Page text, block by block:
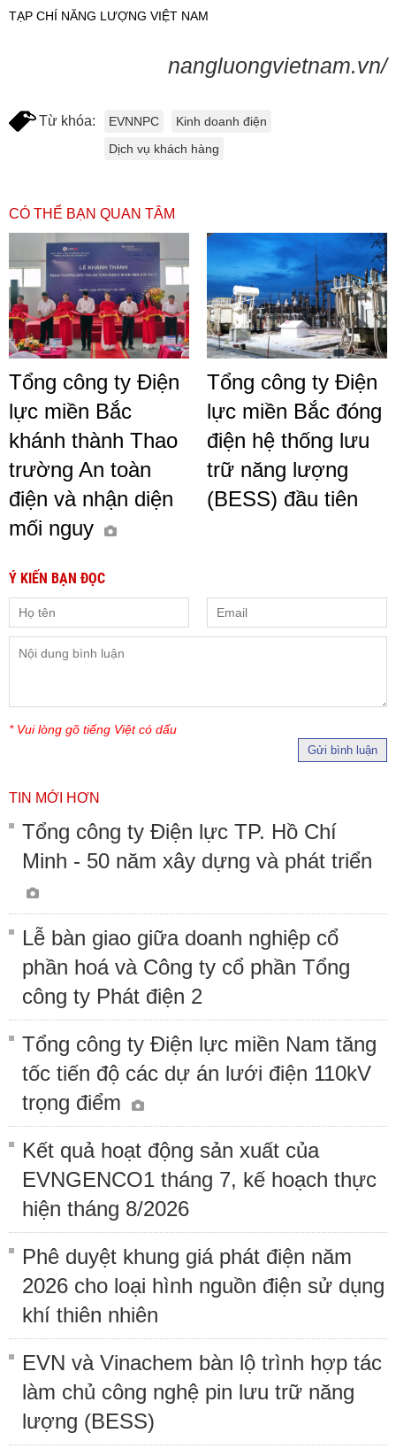
TẠP CHÍ NĂNG LƯỢNG VIỆT NAM
nangluongvietnam.vn/
Từ khóa: EVNNPC
Kinh doanh điện
Dịch vụ khách hàng
CÓ THỂ BẠN QUAN TÂM
Tổng công ty Điện
lực miền Bắc
khánh thành Thao
trường An toàn
điện và nhận diện
mối nguy
Tổng công ty Điện
lực miền Bắc đóng
điện hệ thống lưu
trữ năng lượng
(BESS) đầu tiên
Ý KIẾN BẠN ĐỌC
* Vui lòng gõ tiếng Việt có dấu
Gửi bình luận
TIN MỚI HƠN
Tổng công ty Điện lực TP. Hồ Chí
Minh - 50 năm xây dựng và phát triển
Lễ bàn giao giữa doanh nghiệp cổ
phần hoá và Công ty cổ phần Tổng
công ty Phát điện 2
Tổng công ty Điện lực miền Nam tăng
tốc tiến độ các dự án lưới điện 110kV
trọng điểm
Kết quả hoạt động sản xuất của
EVNGENCO1 tháng 7, kế hoạch thực
hiện tháng 8/2026
Phê duyệt khung giá phát điện năm
2026 cho loại hình nguồn điện sử dụng
khí thiên nhiên
EVN và Vinachem bàn lộ trình hợp tác
làm chủ công nghệ pin lưu trữ năng
lượng (BESS)